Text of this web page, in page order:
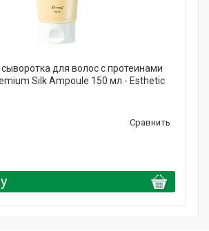
для волос с протеинами
Silk Ampoule 150 мл - Esthetic
Сравнить